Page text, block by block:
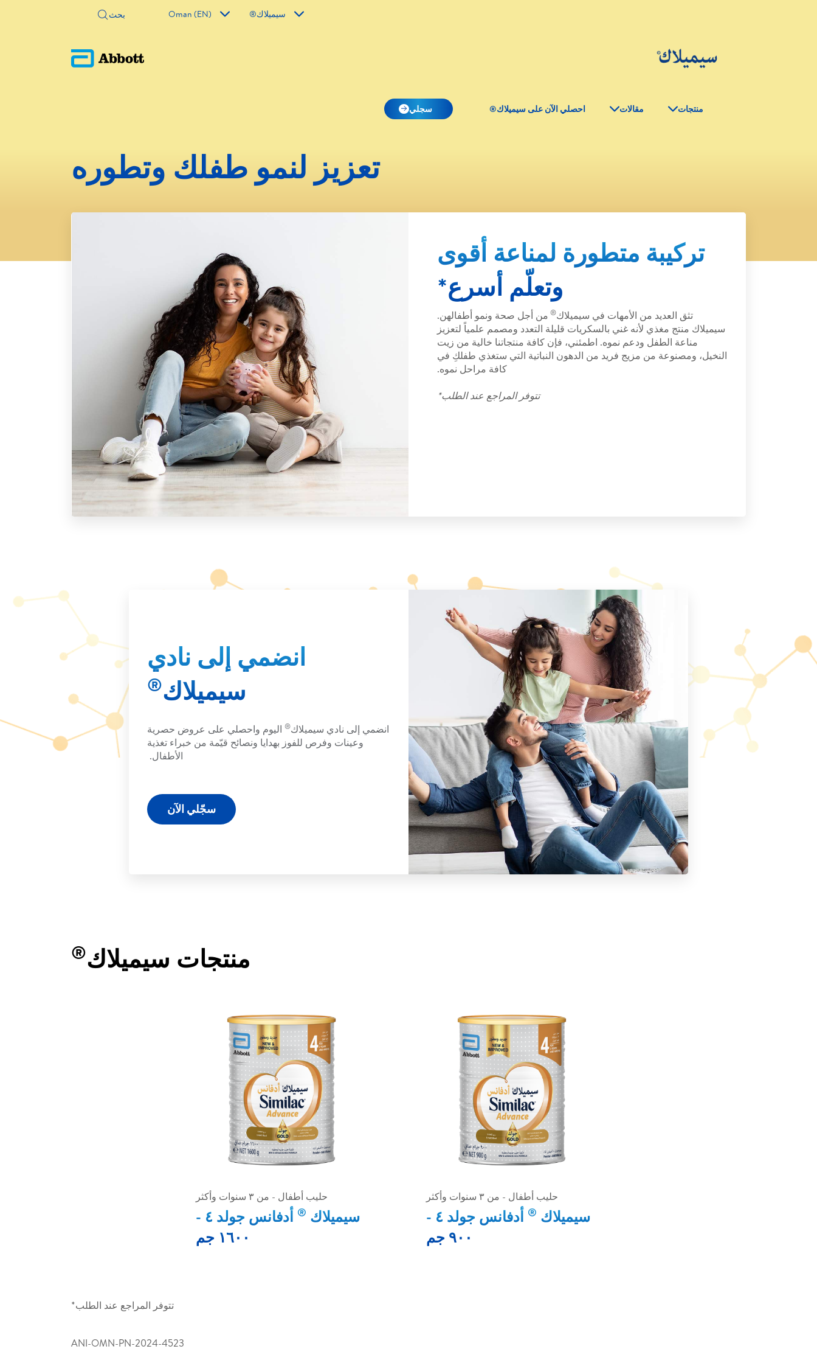
سيميلاك® Oman (EN)
منتجات مقالات احصلي الآن على سيميلاك® سجلي
تعزيز لنمو طفلك وتطوره
تركيبة متطورة لمناعة أقوى
وتعلّم أسرع*
تثق العديد من الأمهات في سيميلاك® من أجل صحة ونمو أطفالهن.
سيميلاك منتج مغذي لأنه غني بالسكريات قليلة التعدد ومصمم علمياً لتعزيز
مناعة الطفل ودعم نموه. اطمئني، فإن كافة منتجاتنا خالية من زيت
النخيل، ومصنوعة من مزيج فريد من الدهون النباتية التي ستغذي طفلكِ في
كافة مراحل نموه.
تتوفر المراجع عند الطلب*
انضمي إلى نادي
سيميلاك®
انضمي إلى نادي سيميلاك® اليوم واحصلي على عروض حصرية
وعينات وفرص للفوز بهدايا ونصائح قيّمة من خبراء تغذية
الأطفال.
سجّلي الآن
منتجات سيميلاك®
حليب أطفال - من ٣ سنوات وأكثر
سيميلاك ®
أدفانس جولد ٤ -
٩٠٠ جم
حليب أطفال - من ٣ سنوات وأكثر
سيميلاك ®
أدفانس جولد ٤ -
١٦٠٠ جم
تتوفر المراجع عند الطلب*
ANI-OMN-PN-2024-4523